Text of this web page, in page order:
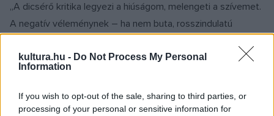
kultura.hu - Do Not Process My Personal
Information
If you wish to opt-out of the sale, sharing to third parties, or
processing of your personal or sensitive information for
„A dicsérő kritika legyezi a hiúságom, melengeti a szívemet.
A negatív véleménynek – ha nem buta, rosszindulatú
feldolgozható, örülök. Mert az már nem is kritika, hanem jó
ünneplő Jászai Mari-díjas színművész, Hámori Gabriella, akit
többek között A Vizsga, A Játszma, a Szezon, a Szinglik